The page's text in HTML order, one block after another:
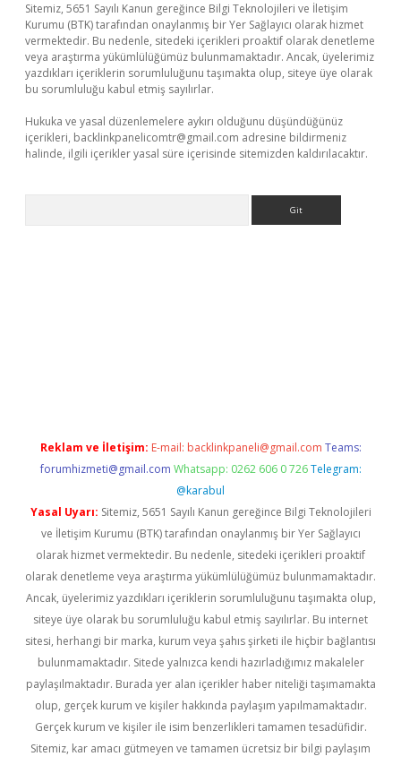
Sitemiz, 5651 Sayılı Kanun gereğince Bilgi Teknolojileri ve İletişim
Kurumu (BTK) tarafından onaylanmış bir Yer Sağlayıcı olarak hizmet
vermektedir. Bu nedenle, sitedeki içerikleri proaktif olarak denetleme
veya araştırma yükümlülüğümüz bulunmamaktadır. Ancak, üyelerimiz
yazdıkları içeriklerin sorumluluğunu taşımakta olup, siteye üye olarak
bu sorumluluğu kabul etmiş sayılırlar.
Hukuka ve yasal düzenlemelere aykırı olduğunu düşündüğünüz
içerikleri, backlinkpanelicomtr@gmail.com adresine bildirmeniz
halinde, ilgili içerikler yasal süre içerisinde sitemizden kaldırılacaktır.
Reklam ve İletişim: E-mail: backlinkpaneli@gmail.com Teams:
forumhizmeti@gmail.com Whatsapp: 0262 606 0 726 Telegram:
@karabul
Yasal Uyarı: Sitemiz, 5651 Sayılı Kanun gereğince Bilgi Teknolojileri
ve İletişim Kurumu (BTK) tarafından onaylanmış bir Yer Sağlayıcı
olarak hizmet vermektedir. Bu nedenle, sitedeki içerikleri proaktif
olarak denetleme veya araştırma yükümlülüğümüz bulunmamaktadır.
Ancak, üyelerimiz yazdıkları içeriklerin sorumluluğunu taşımakta olup,
siteye üye olarak bu sorumluluğu kabul etmiş sayılırlar. Bu internet
sitesi, herhangi bir marka, kurum veya şahıs şirketi ile hiçbir bağlantısı
bulunmamaktadır. Sitede yalnızca kendi hazırladığımız makaleler
paylaşılmaktadır. Burada yer alan içerikler haber niteliği taşımamakta
olup, gerçek kurum ve kişiler hakkında paylaşım yapılmamaktadır.
Gerçek kurum ve kişiler ile isim benzerlikleri tamamen tesadüfidir.
Sitemiz, kar amacı gütmeyen ve tamamen ücretsiz bir bilgi paylaşım